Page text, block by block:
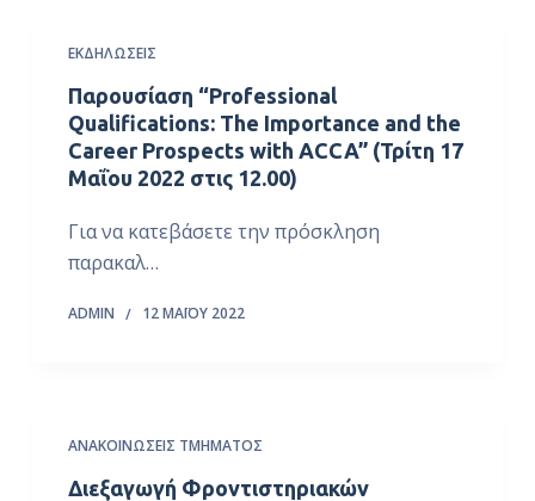
ΕΚΔΗΛΏΣΕΙΣ
Παρουσίαση “Professional
Qualifications: The Importance and the
Career Prospects with ACCA” (Τρίτη 17
Μαΐου 2022 στις 12.00)
Για να κατεβάσετε την πρόσκληση
παρακαλ…
ADMIN 12 ΜΑΪ́ΟΥ 2022
ΑΝΑΚΟΙΝΏΣΕΙΣ ΤΜΉΜΑΤΟΣ
Διεξαγωγή Φροντιστηριακών